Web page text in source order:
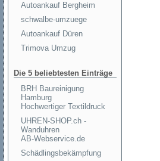
Autoankauf Bergheim
schwalbe-umzuege
Autoankauf Düren
Trimova Umzug
Die 5 beliebtesten Einträge
BRH Baureinigung
Hamburg
Hochwertiger Textildruck
UHREN-SHOP.ch -
Wanduhren
AB-Webservice.de
Schädlingsbekämpfung